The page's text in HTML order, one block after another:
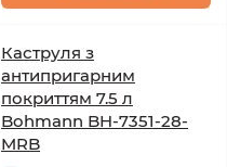
Каструля з
антипригарним
покриттям 7.5 л
Bohmann BH-7351-28-
MRB